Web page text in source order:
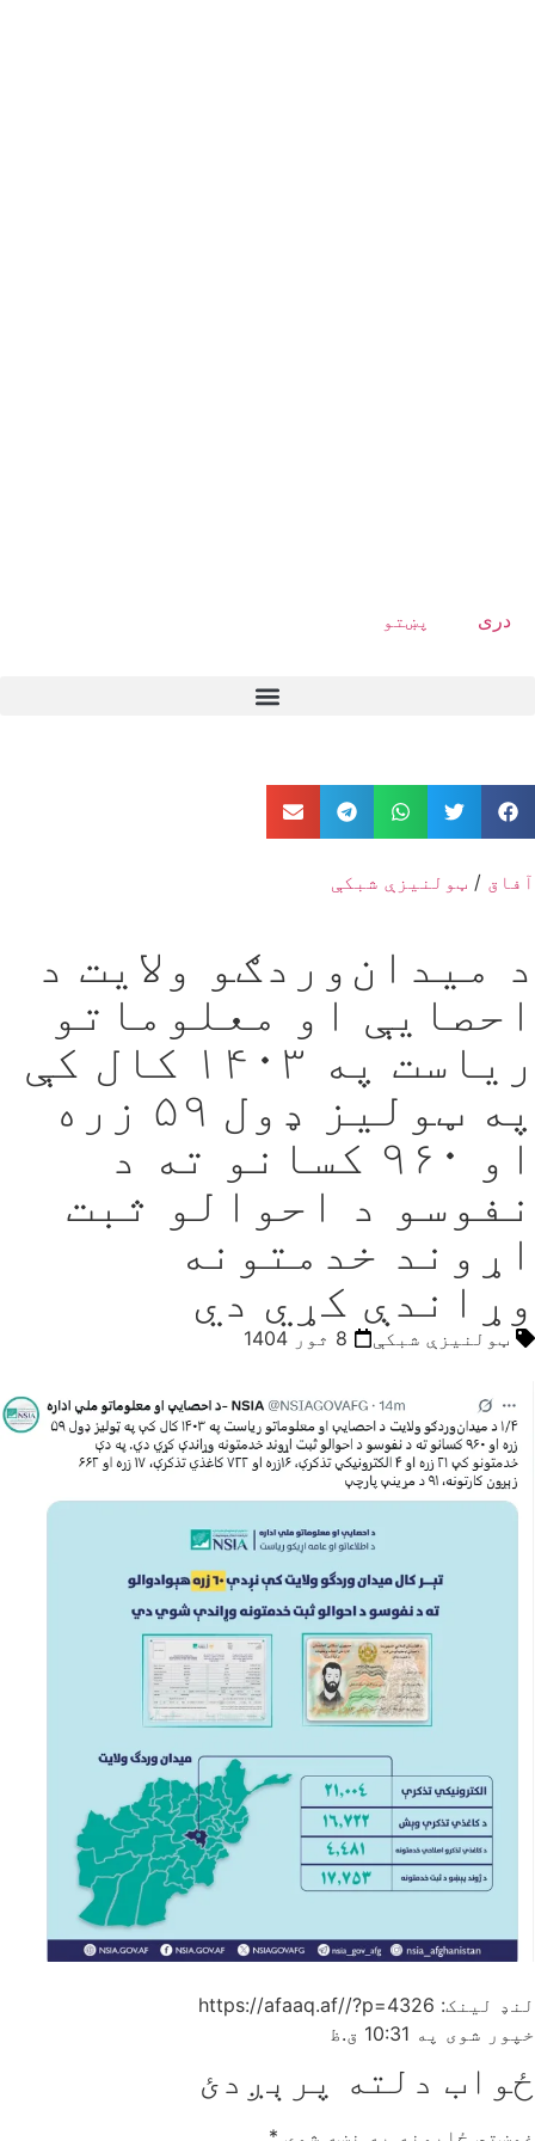
دری پښتو
آفاق / ټولنیزې شبکې
د میدان‌وردګو ولايت د
احصايې او معلوماتو
ریاست په ‍‍۱۴۰۳ کال کې
په ټوليز ډول ۵۹ زره
او ۹۶۰ کسانو ته د
نفوسو د احوالو ثبت
اړوند خدمتونه
وړاندې کړي دي
ټولنیزې شبکې 8 ثور 1404
لنډ لینک: https://afaaq.af//?p=4326
خپور شوی په 10:31 ق.ظ
ځواب دلته پرېږدئ